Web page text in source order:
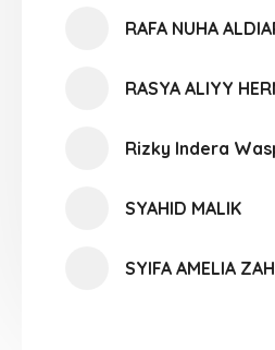
RAFA NUHA
RASYA ALIYY
Rizky Indera
SYAHID MALIK
SYIFA AMELIA